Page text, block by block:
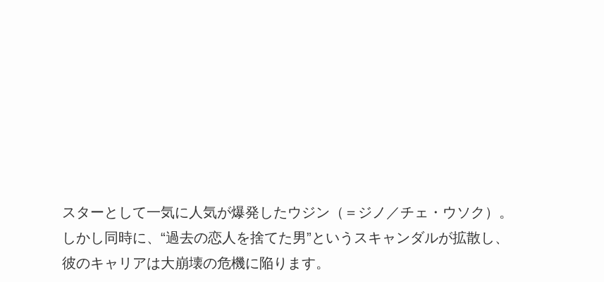
スターとして一気に人気が爆発したウジン（＝ジノ／チェ・ウソク）。
しかし同時に、“過去の恋人を捨てた男”というスキャンダルが拡散し、
彼のキャリアは大崩壊の危機に陥ります。